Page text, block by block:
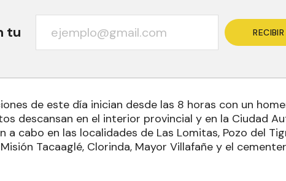
tu
de este día inician desde las 8 horas con un
descansan en el interior provincial y en la Ciudad
a cabo en las localidades de Las Lomitas, Pozo del
Tacaaglé, Clorinda, Mayor Villafañe y el